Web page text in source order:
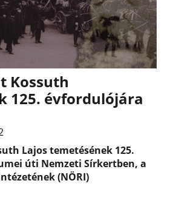
Kossuth
125. évfordulójára
Lajos temetésének 125.
úti Nemzeti Sírkertben, a
(NÖRI)